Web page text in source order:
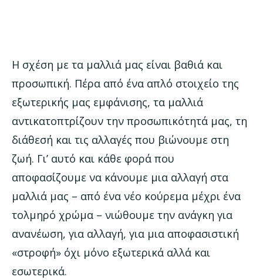
Η σχέση με τα μαλλιά μας είναι βαθιά και
προσωπική. Πέρα από ένα απλό στοιχείο της
εξωτερικής μας εμφάνισης, τα μαλλιά
αντικατοπτρίζουν την προσωπικότητά μας, τη
διάθεσή και τις αλλαγές που βιώνουμε στη
ζωή. Γι’ αυτό και κάθε φορά που
αποφασίζουμε να κάνουμε μια αλλαγή στα
μαλλιά μας – από ένα νέο κούρεμα μέχρι ένα
τολμηρό χρώμα – νιώθουμε την ανάγκη για
ανανέωση, για αλλαγή, για μια αποφασιστική
«στροφή» όχι μόνο εξωτερικά αλλά και
εσωτερικά.